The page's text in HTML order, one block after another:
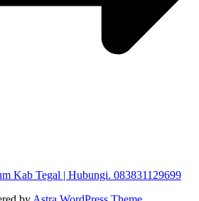
Kab Tegal | Hubungi. 083831129699